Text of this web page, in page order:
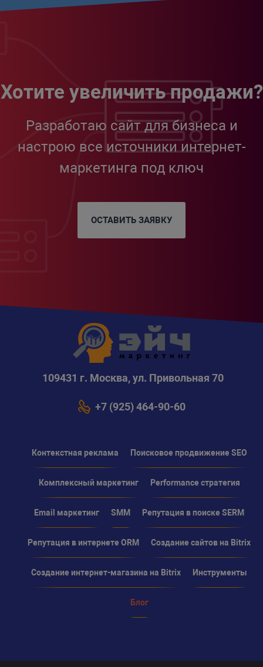
Хотите увеличить продажи?
Разработаю сайт для бизнеса и
настрою все источники интернет-
маркетинга под ключ
ОСТАВИТЬ ЗАЯВКУ
109431 г. Москва, ул. Привольная 70
+7 (925) 464-90-60
Контекстная реклама Поисковое продвижение SEO
Комплексный маркетинг Performance стратегия
Email маркетинг SMM Репутация в поиске SERM
Репутация в интернете ORM Создание сайтов на Bitrix
Создание интернет-магазина на Bitrix Инструменты
Блог